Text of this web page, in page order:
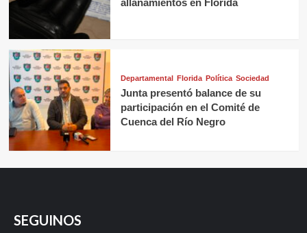
allanamientos en Florida
Departamental Florida Política Sociedad
Junta presentó balance de su
participación en el Comité de
Cuenca del Río Negro
SEGUINOS